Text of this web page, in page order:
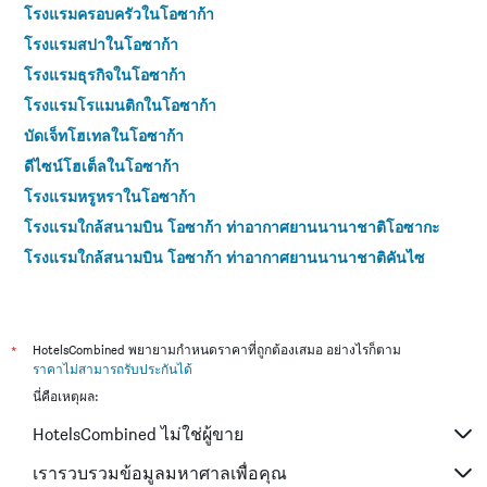
โรงแรมครอบครัวในโอซาก้า
โรงแรมสปาในโอซาก้า
โรงแรมธุรกิจในโอซาก้า
โรงแรมโรแมนติกในโอซาก้า
บัดเจ็ทโฮเทลในโอซาก้า
ดีไซน์โฮเต็ลในโอซาก้า
โรงแรมหรูหราในโอซาก้า
โรงแรมใกล้สนามบิน โอซาก้า ท่าอากาศยานนานาชาติโอซากะ
โรงแรมใกล้สนามบิน โอซาก้า ท่าอากาศยานนานาชาติคันไซ
*
HotelsCombined พยายามกำหนดราคาที่ถูกต้องเสมอ อย่างไรก็ตาม
ราคาไม่สามารถรับประกันได้
นี่คือเหตุผล:
HotelsCombined ไม่ใช่ผู้ขาย
เรารวบรวมข้อมูลมหาศาลเพื่อคุณ